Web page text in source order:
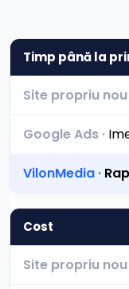
Timp până la
Cost